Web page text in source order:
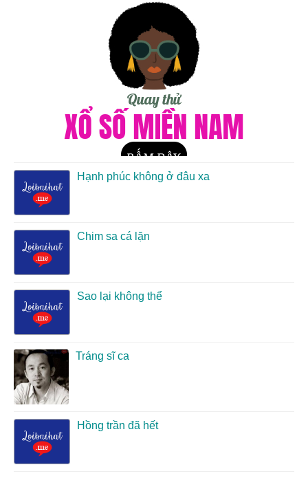
Hạnh phúc không ở đâu xa
Chim sa cá lặn
Sao lại không thể
Tráng sĩ ca
Hồng trần đã hết